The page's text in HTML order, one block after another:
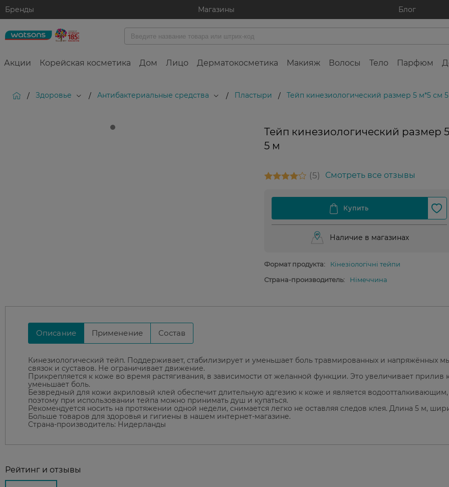
Бренды Магазины Блог
Акции Корейская косметика Дом Лицо Дерматокосметика Макияж Волосы Тело Парфюм
/ Здоровье / Антибактериальные средства / Пластыри / Тейп кинезиологический размер 5 м*5 см
Тейп кинезиологический размер
5 м
5 Смотреть все отзывы
Наличие в магазинах
Формат продукта:
Кінезіологічні тейпи
Страна-производитель:
Німеччина
Описание Применение Состав
Кинезиологический тейп. Поддерживает, стабилизирует и уменьшает боль травмированных и напряжённых
связок и суставов. Не ограничивает движение.
Прикрепляется к коже во время растягивания, в зависимости от желанной функции. Это увеличивает прилив
уменьшает боль.
Безвредный для кожи акриловый клей обеспечит длительную адгезию к коже и является водоотталкивающим,
поэтому при использовании тейпа можно принимать душ и купаться.
Рекомендуется носить на протяжении одной недели, снимается легко не оставляя следов клея. Длина 5 м,
Больше товаров для здоровья и гигиены в нашем интернет-магазине.
Страна-производитель: Нидерланды
Рейтинг и отзывы